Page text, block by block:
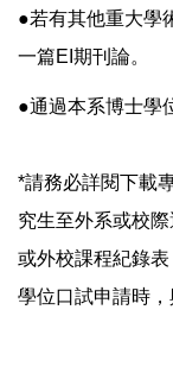
●若有其他重大學
一篇EI期刊論。
●通過本系博士學
*請務必詳閱下載
究生至外系或校
或外校課程紀錄
學位口試申請時，